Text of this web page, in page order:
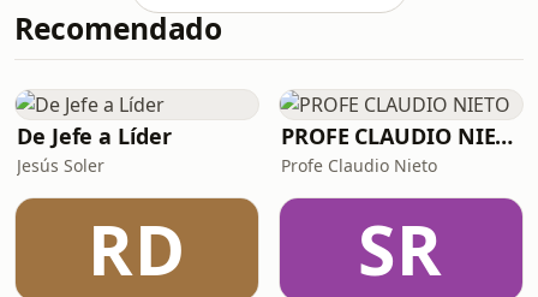
cada sendero, cada bosque y cada
rincón del parque.En este episodio de
analizamos uno de los casos más
inquietantes de la crónica negra
estadounidense: la histori
Recomendado
De Jefe a Líder
Jesús Soler
PROFE CLAUDIO NIETO
Profe Claudio Nieto
RD SR